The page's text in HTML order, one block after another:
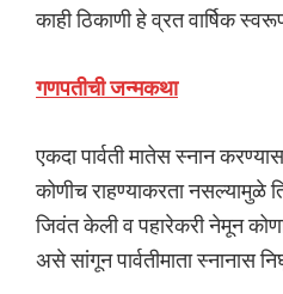
काही ठिकाणी हे व्रत वार्षिक
गणपतीची जन्मकथा
एकदा पार्वती मातेस स्नान
कोणीच राहण्याकरता नसल्यामुळे
जिवंत केली व पहारेकरी नेमून
असे सांगून पार्वतीमाता स्नानास